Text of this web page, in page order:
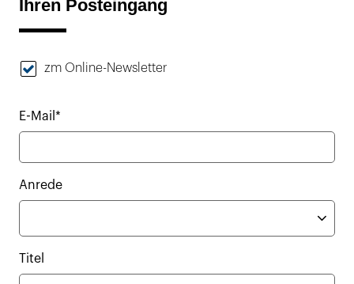
Ihren Posteingang
zm Online-Newsletter
E-Mail*
Anrede
Titel